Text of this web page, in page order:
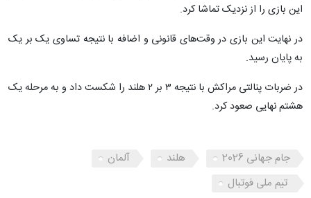
این بازی را از نزدیک تماشا کرد.
در نهایت این بازی در وقت‌های قانونی و اضافه با نتیجه تساوی یک بر یک
به پایان رسید.
در ضربات پنالتی مراکش با نتیجه ۳ بر ۲ هلند را شکست داد و به مرحله یک
هشتم نهایی صعود کرد.
جام جهانی 2026 هلند
آلمان
تیم ملی فوتبال